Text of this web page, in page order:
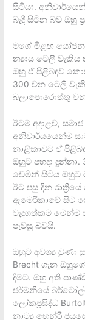
සිටියා.
බැඳී සිටින බව ඔහු
මගේ මීළඟ
න්‍යාය ටෙලි වැකිය
ඔහු ඒ පිළිබඳව
300 වන ටෙලි
බලාපොරොත්තු වන
ඊටම අදාළව,
අනිවාර්යයෙන්ම
නාළිකාවට ඒ
ඔහුට පහදා
වෙමින් සිටිය ඔහුට
ඊට පසු දින
ඇමෙරිකාවේ සිට
වැදගත්කම මෙන්ම
පැවසූ බවයි.
ඔහුට අවශ්‍ය වුණා
Brecht ගැන
දීමට. ඔහු අති
ජර්මනියේ
ලෝකප්‍රසිද්ධ
නාට්‍ය හෙන්රි